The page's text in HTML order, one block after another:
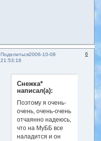
Поделиться 6
2006-10-08
21:53:16
Снежка*
написал(а):
Поэтому я очень-
очень, очень-очень
отчаянно надеюсь,
что на МуББ все
наладится и он